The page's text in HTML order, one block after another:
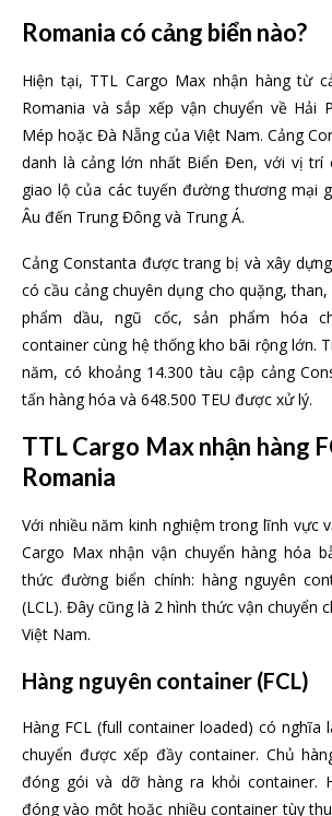
Romania có cảng biển nào?
Hiện tại, TTL Cargo Max nhận hàng từ
Romania và sắp xếp vận chuyển về Hải
Mép hoặc Đà Nẵng của Việt Nam. Cảng
danh là cảng lớn nhất Biển Đen, với vị trí
giao lộ của các tuyến đường thương mại
Âu đến Trung Đông và Trung Á.
Cảng Constanta được trang bị và xây
có cầu cảng chuyên dụng cho quặng,
phẩm dầu, ngũ cốc, sản phẩm hóa
container cùng hệ thống kho bãi rộng lớn.
năm, có khoảng 14.300 tàu cập cảng
tấn hàng hóa và 648.500 TEU được xử lý.
TTL Cargo Max nhận hàng
Romania
Với nhiều năm kinh nghiệm trong lĩnh vực
Cargo Max nhận vận chuyển hàng hóa
thức đường biển chính: hàng nguyên
(LCL). Đây cũng là 2 hình thức vận chuyển
Việt Nam.
Hàng nguyên container (FCL)
Hàng FCL (full container loaded) có nghĩa
chuyển được xếp đầy container. Chủ
đóng gói và dỡ hàng ra khỏi container.
đóng vào một hoặc nhiều container tùy